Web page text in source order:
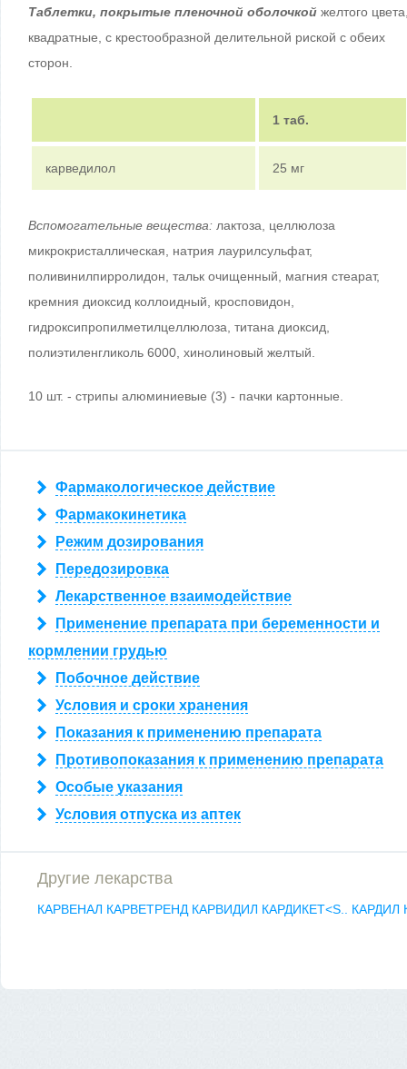
Таблетки, покрытые пленочной оболочкой желтого
квадратные, с крестообразной делительной риской с обеих
сторон.
1 таб.
карведилол 25 мг
Вспомогательные вещества: лактоза, целлюлоза
микрокристаллическая, натрия лаурилсульфат,
поливинилпирролидон, тальк очищенный, магния стеарат,
кремния диоксид коллоидный, кросповидон,
гидроксипропилметилцеллюлоза, титана диоксид,
полиэтиленгликоль 6000, хинолиновый желтый.
10 шт. - стрипы алюминиевые (3) - пачки картонные.
Фармакологическое действие
Фармакокинетика
Режим дозирования
Передозировка
Лекарственное взаимодействие
Применение препарата при беременности и
кормлении грудью
Побочное действие
Условия и сроки хранения
Показания к применению препарата
Противопоказания к применению препарата
Особые указания
Условия отпуска из аптек
Другие лекарства
КАРВЕНАЛ КАРВЕТРЕНД КАРВИДИЛ КАРДИКЕТ<S.. КАРДИЛ